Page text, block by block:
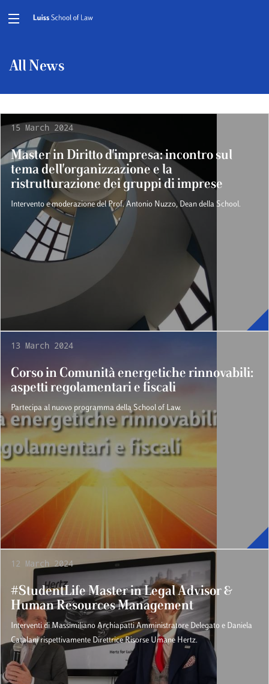
All News
15 March 2024
Master in Diritto d'impresa: incontro sul
tema dell'organizzazione e la
ristrutturazione dei gruppi di imprese
Intervento e moderazione del Prof. Antonio Nuzzo, Dean della School.
13 March 2024
Corso in Comunità energetiche rinnovabili:
aspetti regolamentari e fiscali
Partecipa al nuovo programma della School of Law.
12 March 2024
#StudentLife Master in Legal Advisor &
Human Resources Management
Interventi di Massimiliano Archiapatti Amministratore Delegato e Daniela
Catalani rispettivamente Direttrice Risorse Umane Hertz.